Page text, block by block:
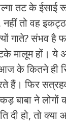
तट के ईसाई
तो वह
गाते? संभव है
मालूम हों। ये
के कितने ही
हैं। फिर
बाबा ने लोगों
दी हो, तो क्या